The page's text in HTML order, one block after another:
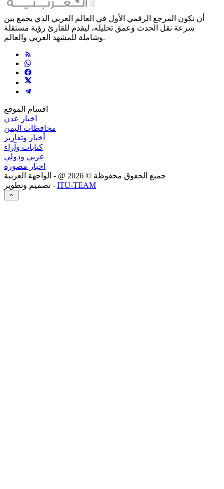
أن نكون المرجع الرقمي الأول في العالم العربي الذي يجمع بين
سرعة نقل الحدث وعمق تحليله، ليقدم للقارئ رؤية مستقلة
وشاملة للمشهد العربي والعالم.
اقسام الموقع
اخبار عدن
محافظات اليمن
أخبار وتقارير
كتابات وآراء
عربي ودولي
اخبار مصورة
جميع الحقوق محفوظة © 2026 @ - الواجهة العربية
تصميم وتطوير - ITU-TEAM